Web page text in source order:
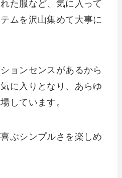
た服など、気に入って
ムを沢山集めて大事に
ョンセンスがあるから
に入りとなり、あらゆ
しています。
ぶシンプルさを楽しめ